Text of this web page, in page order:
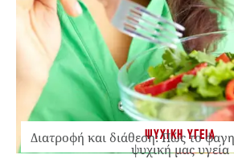
ΨΥΧΙΚΗ ΥΓΕΙΑ
Διατροφή και διάθεση: Πώς το
ψυχική μας υγεία